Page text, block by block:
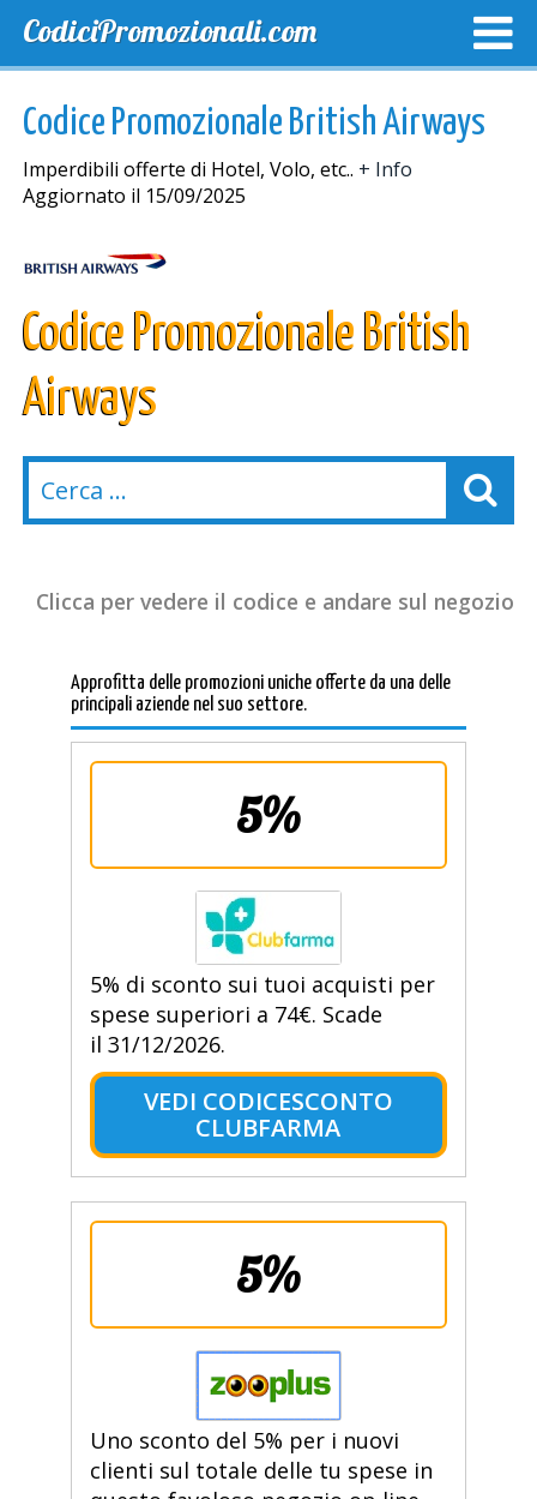
CodiciPromozionali.com
Codice Promozionale British Airways
Imperdibili offerte di Hotel, Volo, etc.. + Info
Aggiornato il 15/09/2025
Codice Promozionale British
Airways
Clicca per vedere il codice e andare sul negozio
Approfitta delle promozioni uniche offerte da una delle
principali aziende nel suo settore.
5%
5% di sconto sui tuoi acquisti per
spese superiori a 74€. Scade
il 31/12/2026.
VEDI CODICESCONTO
CLUBFARMA
5%
Uno sconto del 5% per i nuovi
clienti sul totale delle tu spese in